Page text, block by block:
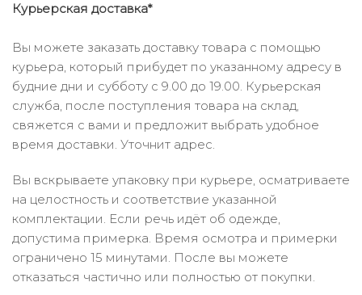
Курьерская доставка*
Вы можете заказать доставку товара с помощью
курьера, который прибудет по указанному адресу в
будние дни и субботу с 9.00 до 19.00. Курьерская
служба, после поступления товара на склад,
свяжется с вами и предложит выбрать удобное
время доставки. Уточнит адрес.
Вы вскрываете упаковку при курьере, осматриваете
на целостность и соответствие указанной
комплектации. Если речь идёт об одежде,
допустима примерка. Время осмотра и примерки
ограничено 15 минутами. После вы можете
отказаться частично или полностью от покупки.